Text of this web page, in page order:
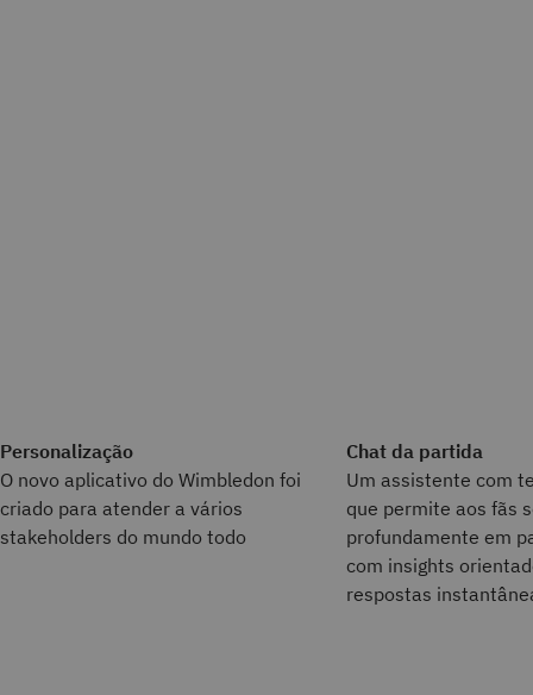
Personalização
O novo aplicativo do Wimbledon foi
criado para atender a vários
stakeholders do mundo todo
Chat da partida
Um assistente com
que permite aos fãs
profundamente em
com insights
respostas